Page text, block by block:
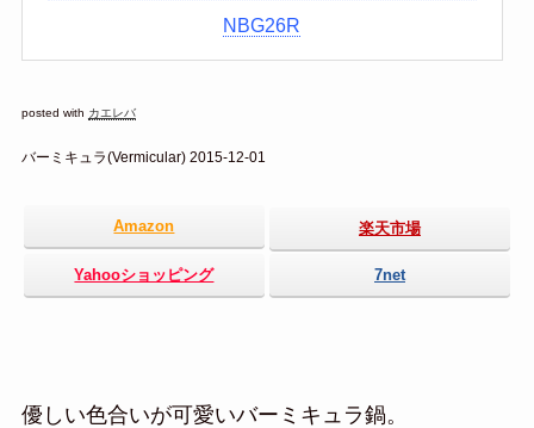
NBG26R
posted with カエレバ
バーミキュラ(Vermicular) 2015-12-01
Amazon 楽天市場
Yahooショッピング 7net
優しい色合いが可愛いバーミキュラ鍋。